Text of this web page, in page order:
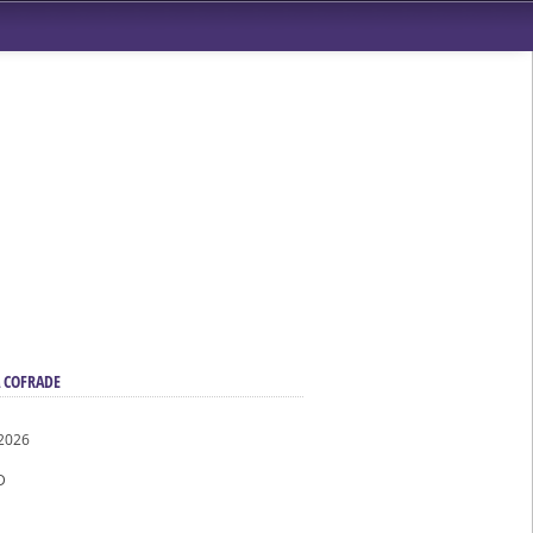
de San Benito